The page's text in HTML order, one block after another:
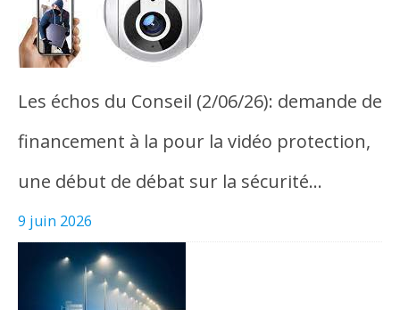
Les échos du Conseil (2/06/26): demande de
financement à la pour la vidéo protection,
une début de débat sur la sécurité…
9 juin 2026